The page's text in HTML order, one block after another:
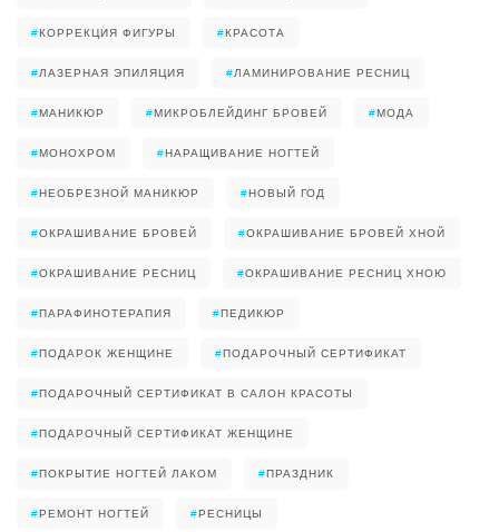
#КОРРЕКЦИЯ ФИГУРЫ #КРАСОТА
#ЛАЗЕРНАЯ ЭПИЛЯЦИЯ #ЛАМИНИРОВАНИЕ РЕСНИЦ
#МАНИКЮР #МИКРОБЛЕЙДИНГ БРОВЕЙ #МОДА
#МОНОХРОМ #НАРАЩИВАНИЕ НОГТЕЙ
#НЕОБРЕЗНОЙ МАНИКЮР #НОВЫЙ ГОД
#ОКРАШИВАНИЕ БРОВЕЙ #ОКРАШИВАНИЕ БРОВЕЙ ХНОЙ
#ОКРАШИВАНИЕ РЕСНИЦ #ОКРАШИВАНИЕ РЕСНИЦ ХНОЮ
#ПАРАФИНОТЕРАПИЯ #ПЕДИКЮР
#ПОДАРОК ЖЕНЩИНЕ #ПОДАРОЧНЫЙ СЕРТИФИКАТ
#ПОДАРОЧНЫЙ СЕРТИФИКАТ В САЛОН КРАСОТЫ
#ПОДАРОЧНЫЙ СЕРТИФИКАТ ЖЕНЩИНЕ
#ПОКРЫТИЕ НОГТЕЙ ЛАКОМ #ПРАЗДНИК
#РЕМОНТ НОГТЕЙ #РЕСНИЦЫ